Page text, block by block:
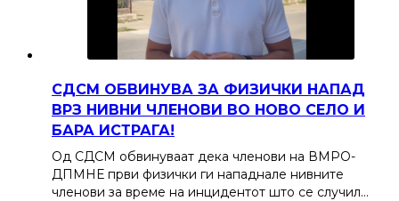
СДСМ ОБВИНУВА ЗА ФИЗИЧКИ НАПАД
ВРЗ НИВНИ ЧЛЕНОВИ ВО НОВО СЕЛО И
БАРА ИСТРАГА!
Од СДСМ обвинуваат дека членови на ВМРО-
ДПМНЕ први физички ги нападнале нивните
членови за време на инцидентот што се случил…